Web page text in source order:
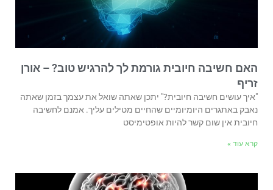
האם חשיבה חיובית גורמת לך להרגיש טוב? – אורן
זריף
"איך עושים חשיבה חיובית?" יתכן שאתה שואל את עצמך בזמן שאתה
נאבק באתגרים היומיומיים שהחיים מטילים עליך. אמנם לחשיבה
חיובית אין שום קשר להיות אופטימיסט
קרא עוד »